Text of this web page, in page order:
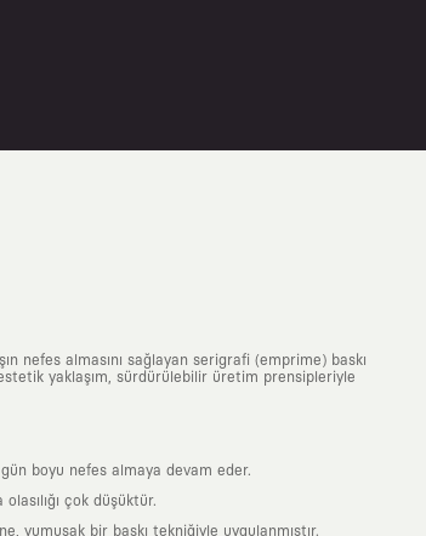
nefes almasını sağlayan serigrafi (emprime) baskı
yaklaşım, sürdürülebilir üretim prensipleriyle
boyu nefes almaya devam eder.
çok düşüktür.
yumuşak bir baskı tekniğiyle uygulanmıştır.